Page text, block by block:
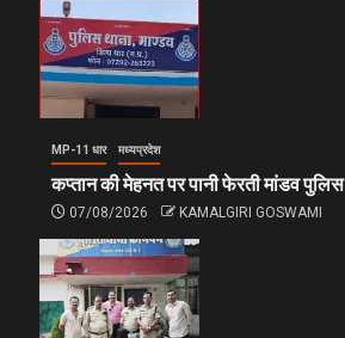
MP-11 धार मध्यप्रदेश
कप्तान की मेहनत पर पानी फेरती मांडव पुलिस
07/08/2026 KAMALGIRI GOSWAMI